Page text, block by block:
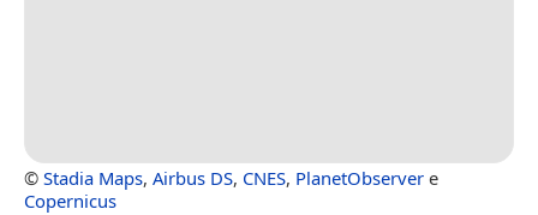
© Stadia Maps, Airbus DS, CNES, PlanetObserver e
Copernicus